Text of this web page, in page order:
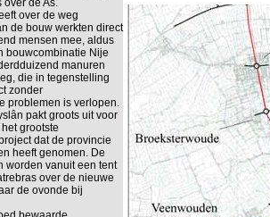
over de As.
over de weg
de bouw werkten direct
mensen mee, aldus
bouwcombinatie Nije
manuren
die in tegenstelling
zonder
problemen is verlopen.
pakt groots uit voor
grootste
dat de provincie
heeft genomen. De
worden vanuit een tent
over de nieuwe
de ovonde bij